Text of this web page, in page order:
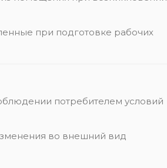
при подготовке рабочих
потребителем условий
во внешний вид